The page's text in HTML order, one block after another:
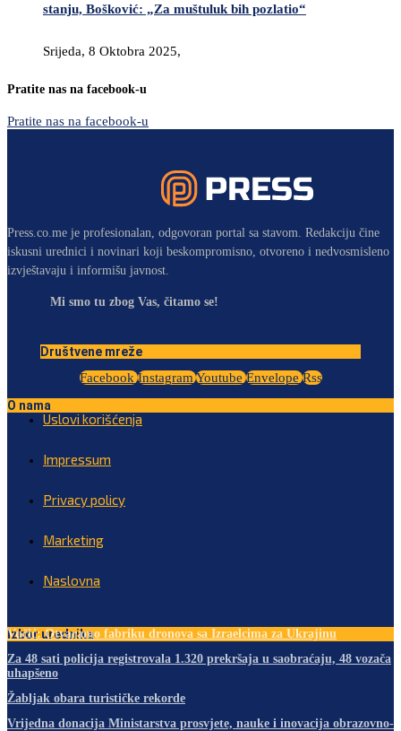
stanju, Bošković: „Za muštuluk bih pozlatio“
Srijeda, 8 Oktobra 2025,
Pratite nas na facebook-u
Pratite nas na facebook-u
Press.co.me je profesionalan, odgovoran portal sa stavom. Redakciju čine
iskusni urednici i novinari koji beskompromisno, otvoreno i nedvosmisleno
izvještavaju i informišu javnost.
Mi smo tu zbog Vas, čitamo se!
Društvene mreže
Facebook Instagram Youtube Envelope Rss
O nama
Uslovi korišćenja
Impressum
Privacy policy
Marketing
Naslovna
Izbor urednika
Vučić: Otvaramo fabriku dronova sa Izraelcima za Ukrajinu
Za 48 sati policija registrovala 1.320 prekršaja u saobraćaju, 48 vozača
uhapšeno
Žabljak obara turističke rekorde
Vrijedna donacija Ministarstva prosvjete, nauke i inovacija obrazovno-